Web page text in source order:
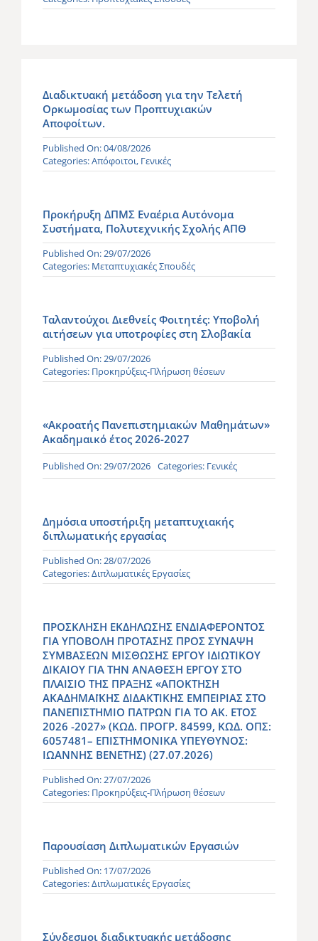
Διαδικτυακή μετάδοση για την Τελετή
Ορκωμοσίας των Προπτυχιακών
Αποφοίτων.
Published On: 04/08/2026
Categories:Απόφοιτοι, Γενικές
Προκήρυξη ΔΠΜΣ Εναέρια Αυτόνομα
Συστήματα, Πολυτεχνικής Σχολής ΑΠΘ
Published On: 29/07/2026
Categories: Μεταπτυχιακές Σπουδές
Ταλαντούχοι Διεθνείς Φοιτητές: Υποβολή
αιτήσεων για υποτροφίες στη Σλοβακία
Published On: 29/07/2026
Categories: Προκηρύξεις-Πλήρωση θέσεων
«Ακροατής Πανεπιστημιακών Μαθημάτων»
Ακαδημαικό έτος 2026-2027
Published On: 29/07/2026 Categories: Γενικές
Δημόσια υποστήριξη μεταπτυχιακής
διπλωματικής εργασίας
Published On: 28/07/2026
Categories:Διπλωματικές Εργασίες
ΠΡΟΣΚΛΗΣΗ ΕΚΔΗΛΩΣΗΣ ΕΝΔΙΑΦΕΡΟΝΤΟΣ
ΓΙΑ ΥΠΟΒΟΛΗ ΠΡΟΤΑΣΗΣ ΠΡΟΣ ΣΥΝΑΨΗ
ΣΥΜΒΑΣΕΩΝ ΜΙΣΘΩΣΗΣ ΕΡΓΟΥ ΙΔΙΩΤΙΚΟΥ
ΔΙΚΑΙΟΥ ΓΙΑ ΤΗΝ ΑΝΑΘΕΣΗ ΕΡΓΟΥ ΣΤΟ
ΠΛΑΙΣΙΟ ΤΗΣ ΠΡΑΞΗΣ «ΑΠΟΚΤΗΣΗ
ΑΚΑΔΗΜΑΪΚΗΣ ΔΙΔΑΚΤΙΚΗΣ ΕΜΠΕΙΡΙΑΣ ΣΤΟ
ΠΑΝΕΠΙΣΤΗΜΙΟ ΠΑΤΡΩΝ ΓΙΑ ΤΟ ΑΚ. ΕΤΟΣ
2026 -2027» (ΚΩΔ. ΠΡΟΓΡ. 84599, ΚΩΔ. ΟΠΣ:
6057481– ΕΠΙΣΤΗΜΟΝΙΚΑ ΥΠΕΥΘΥΝΟΣ:
ΙΩΑΝΝΗΣ ΒΕΝΕΤΗΣ) (27.07.2026)
Published On: 27/07/2026
Categories: Προκηρύξεις-Πλήρωση θέσεων
Παρουσίαση Διπλωματικών Εργασιών
Published On: 17/07/2026
Categories:Διπλωματικές Εργασίες
Σύνδεσμοι διαδικτυακής μετάδοσης